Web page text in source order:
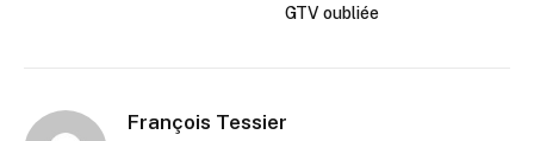
GTV oubliée
François Tessier